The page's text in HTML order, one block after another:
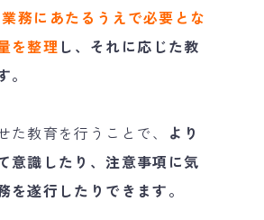
業務にあたるうえで必要とな
を整理 し、それに応じた教
た教育を行うことで、 より
意識したり、注意事項に気
を遂行したりできます。